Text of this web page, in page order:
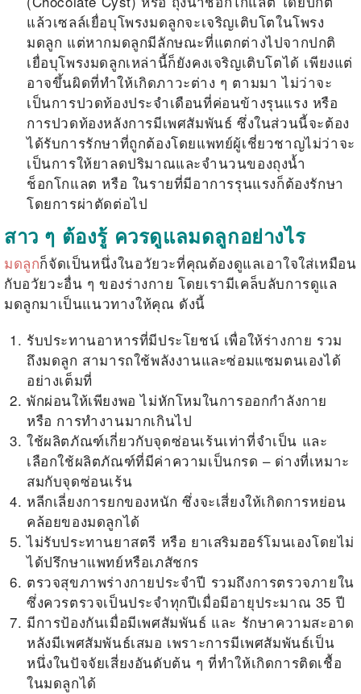
แล้วเซลล์เยื่อบุโพรงมดลูกจะเจริญเติบโตในโพรง
มดลูก แต่หากมดลูกมีลักษณะที่แตกต่างไปจากปกติ
เยื่อบุโพรงมดลูกเหล่านี้ก็ยังคงเจริญเติบโตได้ เพียงแต่
อาจขึ้นผิดที่ทำให้เกิดภาวะต่าง ๆ ตามมา ไม่ว่าจะ
เป็นการปวดท้องประจำเดือนที่ค่อนข้างรุนแรง หรือ
การปวดท้องหลังการมีเพศสัมพันธ์ ซึ่งในส่วนนี้จะต้อง
ได้รับการรักษาที่ถูกต้องโดยแพทย์ผู้เชี่ยวชาญไม่ว่าจะ
เป็นการให้ยาลดปริมาณและจำนวนของถุงน้ำ
ช็อกโกแลต หรือ ในรายที่มีอาการรุนแรงก็ต้องรักษา
โดยการผ่าตัดต่อไป
สาว ๆ ต้องรู้ ควรดูแลมดลูกอย่างไร
มดลูกก็จัดเป็นหนึ่งในอวัยวะที่คุณต้องดูแลเอาใจใส่เหมือน
กับอวัยวะอื่น ๆ ของร่างกาย โดยเรามีเคล็บลับการดูแล
มดลูกมาเป็นแนวทางให้คุณ ดังนี้
รับประทานอาหารที่มีประโยชน์ เพื่อให้ร่างกาย รวม
ถึงมดลูก สามารถใช้พลังงานและซ่อมแซมตนเองได้
อย่างเต็มที่
พักผ่อนให้เพียงพอ ไม่หักโหมในการออกกำลังกาย
หรือ การทำงานมากเกินไป
ใช้ผลิตภัณฑ์เกี่ยวกับจุดซ่อนเร้นเท่าที่จำเป็น และ
เลือกใช้ผลิตภัณฑ์ที่มีค่าความเป็นกรด – ด่างที่เหมาะ
สมกับจุดซ่อนเร้น
หลีกเลี่ยงการยกของหนัก ซึ่งจะเสี่ยงให้เกิดการหย่อน
คล้อยของมดลูกได้
ไม่รับประทานยาสตรี หรือ ยาเสริมฮอร์โมนเองโดยไม่
ได้ปรึกษาแพทย์หรือเภสัชกร
ตรวจสุขภาพร่างกายประจำปี รวมถึงการตรวจภายใน
ซึ่งควรตรวจเป็นประจำทุกปีเมื่อมีอายุประมาณ 35 ปี
มีการป้องกันเมื่อมีเพศสัมพันธ์ และ รักษาความสะอาด
หลังมีเพศสัมพันธ์เสมอ เพราะการมีเพศสัมพันธ์เป็น
หนึ่งในปัจจัยเสี่ยงอันดับต้น ๆ ที่ทำให้เกิดการติดเชื้อ
ในมดลูกได้